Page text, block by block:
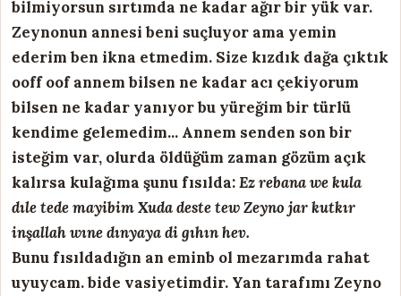
bilmiyorsun sırtımda ne kadar ağır bir yük var.
Zeynonun annesi beni suçluyor ama yemin
ederim ben ikna etmedim. Size kızdık dağa çıktık
ooff oof annem bilsen ne kadar acı çekiyorum
bilsen ne kadar yanıyor bu yüreğim bir türlü
kendime gelemedim... Annem senden son bir
isteğim var, olurda öldüğüm zaman gözüm açık
kalırsa kulağıma şunu fısılda:Ez rebana we kula
dıle tede mayibim Xuda deste tew Zeyno jar kutkır
inşallah wıne dınyaya di gıhın hev.
Bunu fısıldadığın an eminb ol mezarımda rahat
uyuycam. bide vasiyetimdir. Yan tarafımı Zeyno